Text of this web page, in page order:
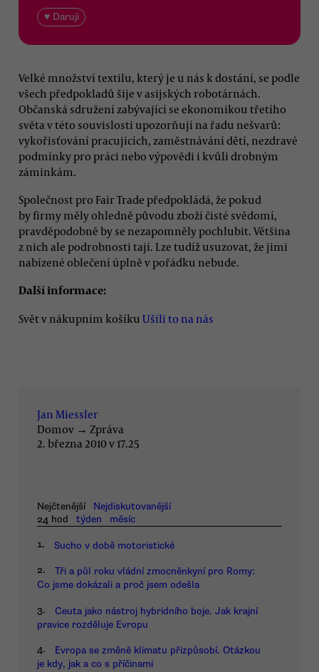
♥ Daruji
Velké množství textilu, který je u nás k dostání, se podle
všech předpokladů šije v asijských robotárnách.
Občanská sdružení zabývající se ekonomikou třetího
světa v této souvislosti upozorňují na řadu nešvarů:
vykořisťování pracujících, zaměstnávání dětí, nezdravé
podmínky pro práci nebo výpovědi i kvůli drobným
záminkám.
Společnost pro Fair Trade předpokládá, že pokud
by firmy měly ohledně původu zboží čisté svědomí,
pravděpodobně by se nezapomněly pochlubit. Většina
z nich ale podrobnosti tají. Lze tudíž usuzovat, že jimi
nabízené oblečení úplně v pořádku nebude.
Další informace:
Svět v nákupním košíku Ušili to na nás
Jan Miessler
Domov → Zpráva
2. března 2010 v 17.25
Nejčtenější
Nejdiskutovanější
24 hod
týden měsíc
1. Sucho v době motoristické
2.
Tři a půl roku vládní zmocněnkyní pro Romy:
Co jsme dokázali a proč jsem odešla
3.
Ceuta jako nástroj hybridního boje. Jak krajní
pravice rozděluje Evropu
4.
Evropa se změně klimatu přizpůsobí. Otázkou
je kdy, jak a co s příčinami